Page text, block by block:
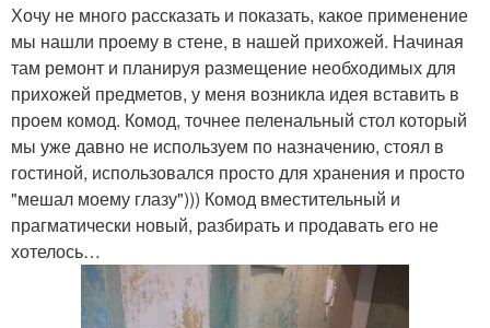
Хочу не много рассказать и показать, какое применение
мы нашли проему в стене, в нашей прихожей. Начиная
там ремонт и планируя размещение необходимых для
прихожей предметов, у меня возникла идея вставить в
проем комод. Комод, точнее пеленальный стол который
мы уже давно не используем по назначению, стоял в
гостиной, использовался просто для хранения и просто
"мешал моему глазу"))) Комод вместительный и
прагматически новый, разбирать и продавать его не
хотелось…